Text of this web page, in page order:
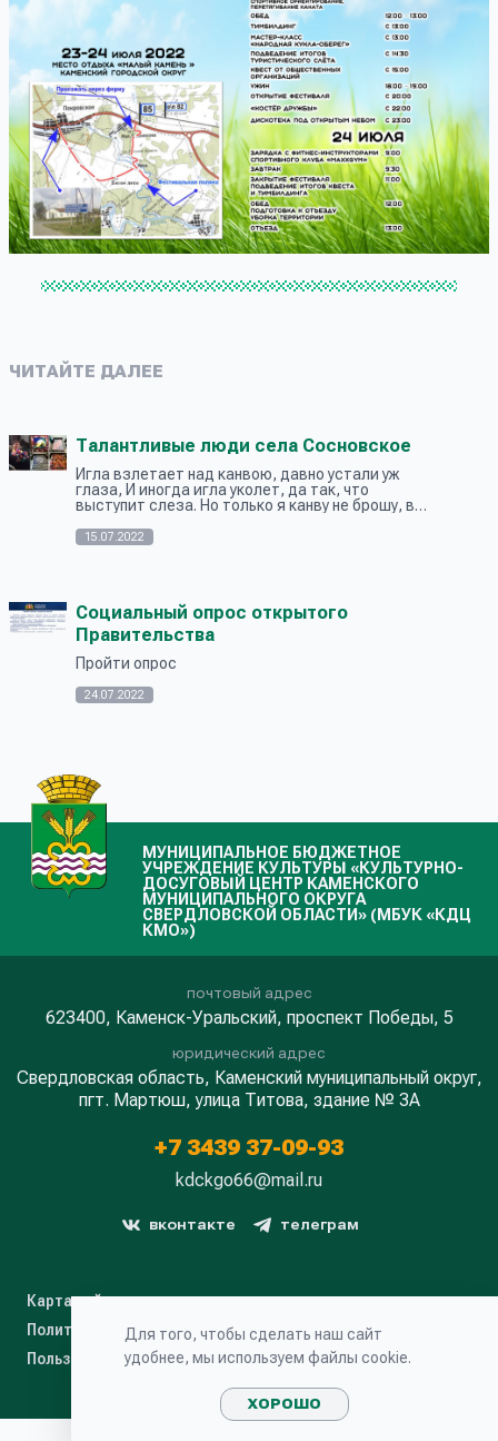
ЧИТАЙТЕ ДАЛЕЕ
Талантливые люди села Сосновское
Игла взлетает над канвою, давно устали уж
глаза, И иногда игла уколет, да так, что
выступит слеза. Но только я канву не брошу, в
друзьям и близким кусочек яркой доб...
15.07.2022
Социальный опрос открытого
Правительства
Пройти опрос
24.07.2022
МУНИЦИПАЛЬНОЕ БЮДЖЕТНОЕ
УЧРЕЖДЕНИЕ КУЛЬТУРЫ «КУЛЬТУРНО-
ДОСУГОВЫЙ ЦЕНТР КАМЕНСКОГО
МУНИЦИПАЛЬНОГО ОКРУГА
СВЕРДЛОВСКОЙ ОБЛАСТИ» (МБУК «КДЦ
КМО»)
почтовый адрес
623400, Каменск-Уральский, проспект Победы, 5
юридический адрес
Свердловская область, Каменский муниципальный округ,
пгт. Мартюш, улица Титова, здание № 3А
+7 3439 37-09-93
kdckgo66@mail.ru
вконтакте телеграм
Карта сайта
Политика конфиденциальности
Пользовательское соглашение
Для того, чтобы сделать наш сайт
удобнее, мы используем файлы cookie.
ХОРОШО